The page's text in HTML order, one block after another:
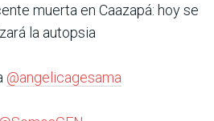
muerta en Caazapá: hoy se
la autopsia
@angelicagesama